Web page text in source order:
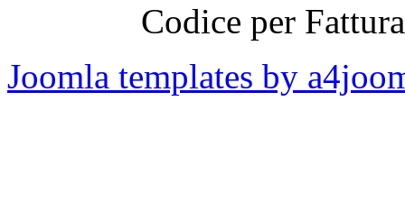
Codice per
Joomla templates by